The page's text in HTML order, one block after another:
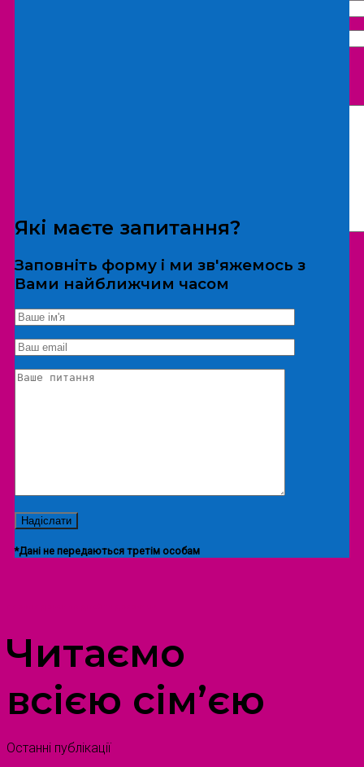
*Дані не передаються третім особам
Екскурсія/локація
Які маєте запитання?
Заповніть форму і ми зв'яжемось з
Вами найближчим часом
*Дані не передаються третім особам
Читаємо
всією сім’єю
Останні публікації